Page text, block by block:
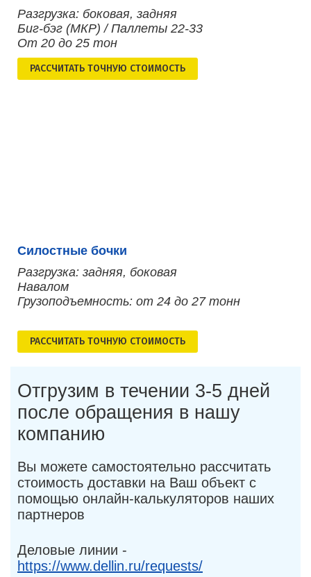
Разгрузка: боковая, задняя
Биг-бэг (МКР) / Паллеты 22-33
От 20 до 25 тон
РАСCЧИТАТЬ ТОЧНУЮ СТОИМОСТЬ
Силостные бочки
Разгрузка: задняя, боковая
Навалом
Грузоподъемность: от 24 до 27 тонн
РАСCЧИТАТЬ ТОЧНУЮ СТОИМОСТЬ
Отгрузим в течении 3-5 дней
после обращения в нашу
компанию
Вы можете самостоятельно рассчитать
стоимость доставки на Ваш объект с
помощью онлайн-калькуляторов наших
партнеров
Деловые линии -
https://www.dellin.ru/requests/